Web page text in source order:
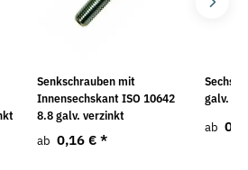
Senkschrauben mit
Innensechskant ISO 10642
8.8 galv. verzinkt
ab 0,16 € *
galv.
ab